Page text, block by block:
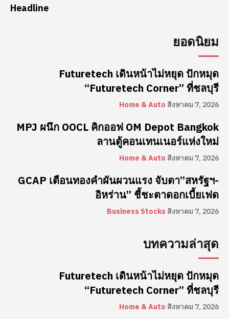
Headline
ยอดนิยม
Futuretech เดินหน้าไม่หยุด ปักหมุด
“Futuretech Corner” ที่ชลบุรี
Home & Auto สิงหาคม 7, 2026
MPJ ผนึก OOCL คิกออฟ OM Depot Bangkok
ลานตู้คอนเทนเนอร์แห่งใหม่
Home & Auto สิงหาคม 7, 2026
GCAP เตือนทองคำผันผวนแรง จับตา”สหรัฐฯ-
อิหร่าน” ชี้ชะตาดอกเบี้ยเฟด
Business Stocks สิงหาคม 7, 2026
บทความล่าสุด
Futuretech เดินหน้าไม่หยุด ปักหมุด
“Futuretech Corner” ที่ชลบุรี
Home & Auto สิงหาคม 7, 2026